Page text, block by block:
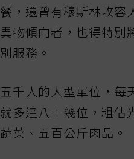
，還曾有穆斯林收容
物傾向者，也得特別
服務。
千人的大型單位，每
多達八十幾位，粗估
菜、五百公斤肉品。